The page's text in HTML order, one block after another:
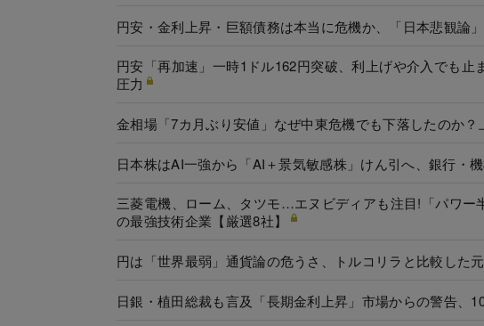
円安・金利上昇・巨額債務は本当に危機か、「日本悲観論
円安「再加速」一時1ドル162円突破、利上げや介入でも
圧力
金相場「7カ月ぶり安値」なぜ中東危機でも下落したのか
日本株はAI一強から「AI＋景気敏感株」けん引へ、銀行・
三菱電機、ローム、タツモ…エヌビディアも注目!「パワー
の最強技術企業【厳選8社】
円は「世界最弱」通貨論の危うさ、トルコリラと比較した
日銀・植田総裁も言及「長期金利上昇」市場からの警告、